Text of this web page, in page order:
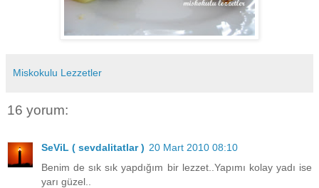
Miskokulu Lezzetler
16 yorum:
SeViL ( sevdalitatlar ) 20 Mart 2010 08:10
Benim de sık sık yapdığım bir lezzet..Yapımı kolay yadı ise
yarı güzel..